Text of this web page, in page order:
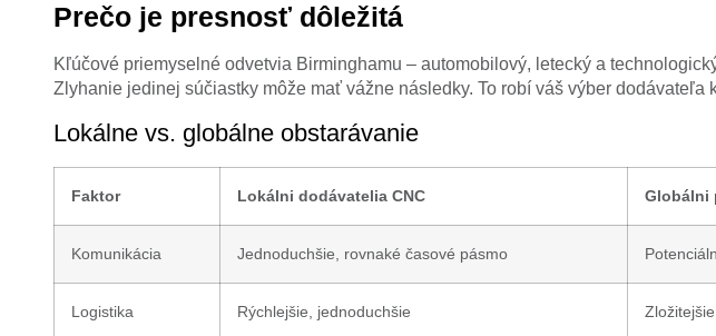
Prečo je presnosť dôležitá
Kľúčové priemyselné odvetvia Birminghamu – automobilový, letecký a
Zlyhanie jedinej súčiastky môže mať vážne následky. To robí váš výber dodávateľa
Lokálne vs. globálne obstarávanie
Faktor Lokálni dodávatelia CNC Globálni
Komunikácia Jednoduchšie, rovnaké časové pásmo
Logistika Rýchlejšie, jednoduchšie Zložitejšie